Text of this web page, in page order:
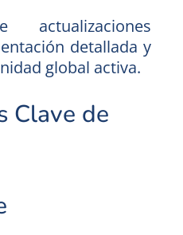
actualizaciones
detallada y
global activa.
Clave de